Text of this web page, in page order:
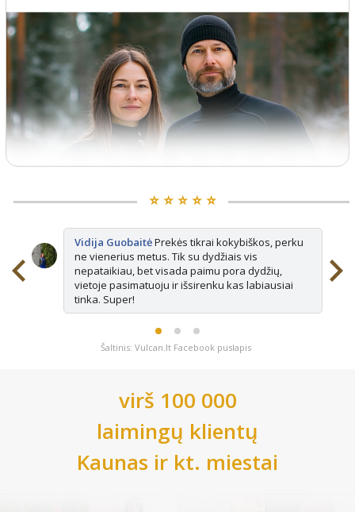
⭐️ ⭐️ ⭐️ ⭐️ ⭐️
Vidija GuobaitėPrekės tikrai kokybiškos, perku
ne vienerius metus. Tik su dydžiais vis
nepataikiau, bet visada paimu pora dydžių,
vietoje pasimatuoju ir išsirenku kas labiausiai
tinka. Super!
Šaltinis: Vulcan.lt Facebook puslapis
virš 100 000
laimingų klientų
Kaunas ir kt. miestai